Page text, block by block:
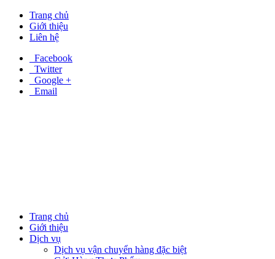
Trang chủ
Giới thiệu
Liên hệ
Facebook
Twitter
Google +
Email
Trang chủ
Giới thiệu
Dịch vụ
Dịch vụ vận chuyển hàng đặc biệt